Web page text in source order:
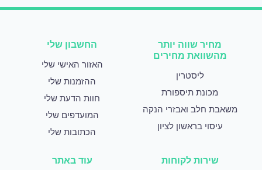
מחיר שווה יותר
מהשוואת מחירים
ליסטרין
מכונת תיספורת
משאבת חלב ואבזרי הנקה
עיסוי בראשון לציון
החשבון שלי
האזור האישי שלי
ההזמנות שלי
חוות הדעת שלי
המועדפים שלי
הכתובות שלי
שירות לקוחות עוד באתר